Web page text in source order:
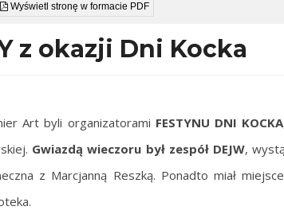
Wyświetl stronę w formacie PDF
z okazji Dni Kocka
Art byli organizatorami FESTYNU DNI KOCKA
Gwiazdą wieczoru był zespół DEJW,
z Marcjanną Reszką. Ponadto miał